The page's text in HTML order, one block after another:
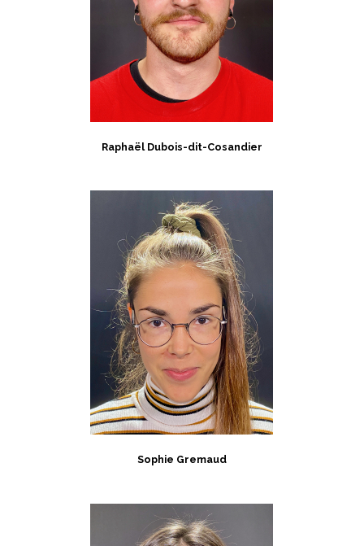
Raphaël Dubois-dit-Cosandier
Sophie Gremaud